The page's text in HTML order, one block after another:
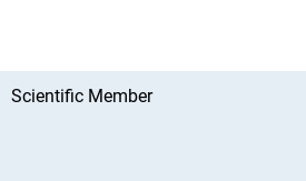
Scientific Member